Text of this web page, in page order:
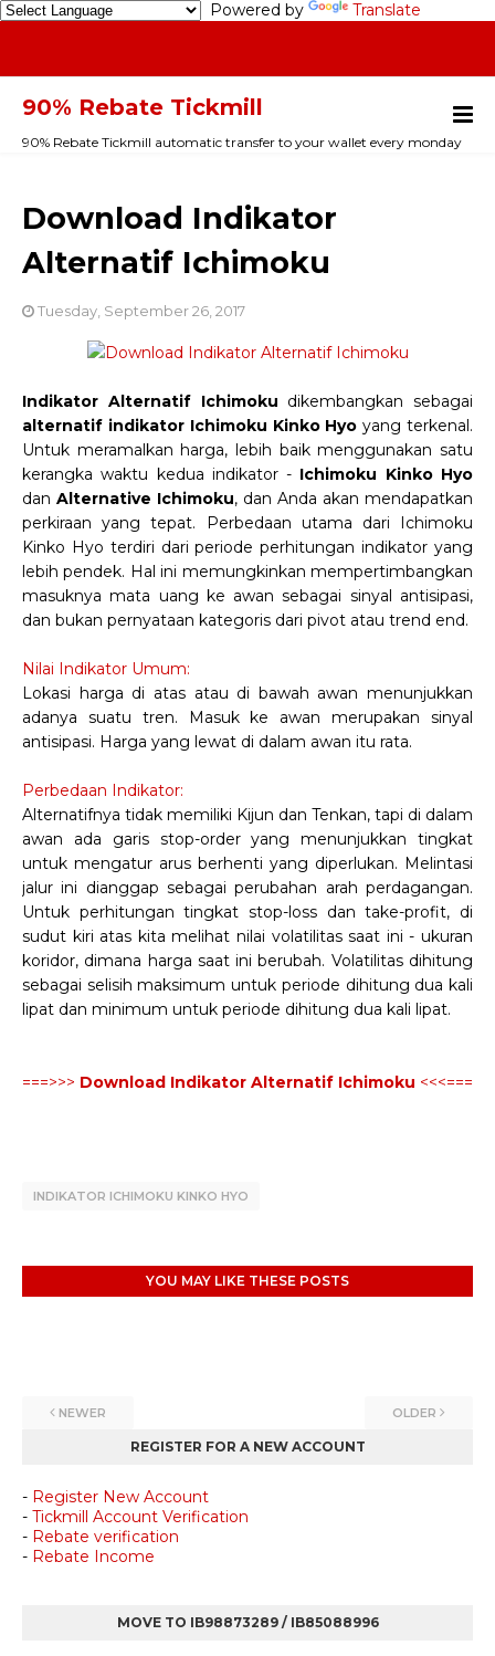
Powered by Translate
90% Rebate Tickmill
90% Rebate Tickmill automatic transfer to your wallet every monday
Download Indikator
Alternatif Ichimoku
Tuesday, September 26, 2017
Indikator Alternatif Ichimoku dikembangkan sebagai
alternatif indikator Ichimoku Kinko Hyoyang terkenal.
Untuk meramalkan harga, lebih baik menggunakan satu
kerangka waktu kedua indikator - Ichimoku Kinko Hyo
dan Alternative Ichimoku, dan Anda akan mendapatkan
perkiraan yang tepat. Perbedaan utama dari Ichimoku
Kinko Hyo terdiri dari periode perhitungan indikator yang
lebih pendek. Hal ini memungkinkan mempertimbangkan
masuknya mata uang ke awan sebagai sinyal antisipasi,
dan bukan pernyataan kategoris dari pivot atau trend end.
Nilai Indikator Umum:
Lokasi harga di atas atau di bawah awan menunjukkan
adanya suatu tren. Masuk ke awan merupakan sinyal
antisipasi. Harga yang lewat di dalam awan itu rata.
Perbedaan Indikator:
Alternatifnya tidak memiliki Kijun dan Tenkan, tapi di dalam
awan ada garis stop-order yang menunjukkan tingkat
untuk mengatur arus berhenti yang diperlukan. Melintasi
jalur ini dianggap sebagai perubahan arah perdagangan.
Untuk perhitungan tingkat stop-loss dan take-profit, di
sudut kiri atas kita melihat nilai volatilitas saat ini - ukuran
koridor, dimana harga saat ini berubah. Volatilitas dihitung
sebagai selisih maksimum untuk periode dihitung dua kali
lipat dan minimum untuk periode dihitung dua kali lipat.
===>>> Download Indikator Alternatif Ichimoku <<<===
INDIKATOR ICHIMOKU KINKO HYO
YOU MAY LIKE THESE POSTS
NEWER OLDER
REGISTER FOR A NEW ACCOUNT
- Register New Account
- Tickmill Account Verification
- Rebate verification
- Rebate Income
MOVE TO IB98873289 / IB85088996